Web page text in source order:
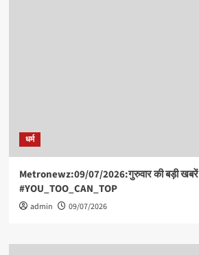
धर्म
Metronewz:09/07/2026:गुरुवार की बड़ी खबरें
#YOU_TOO_CAN_TOP
admin 09/07/2026